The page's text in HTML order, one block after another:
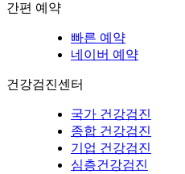
간편 예약
빠른 예약
네이버 예약
건강검진센터
국가 건강검진
종합 건강검진
기업 건강검진
심층건강검진